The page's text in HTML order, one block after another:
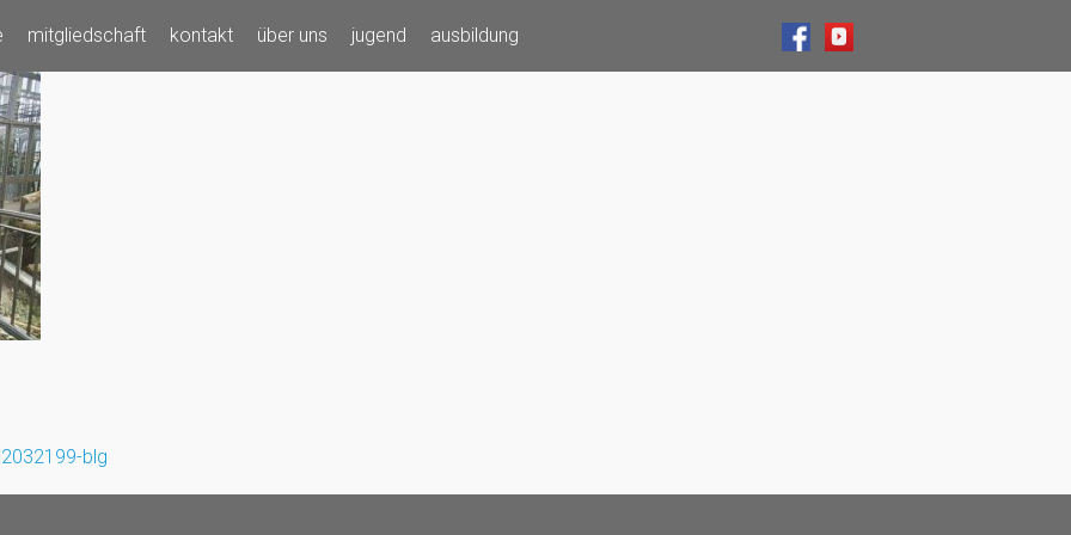
mitgliedschaft kontakt über uns jugend ausbildung
blg